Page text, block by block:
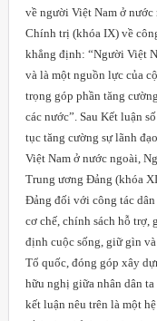
về người Việt Nam ở nước
Chính trị (khóa IX) về
khẳng định: “Người Việt
và là một nguồn lực của
trọng góp phần tăng
các nước”. Sau Kết luận
tục tăng cường sự lãnh
Việt Nam ở nước ngoài,
Trung ương Đảng (khóa
Đảng đối với công tác
cơ chế, chính sách hỗ trợ,
định cuộc sống, giữ gìn
Tổ quốc, đóng góp xây
hữu nghị giữa nhân dân
kết luận nêu trên là một